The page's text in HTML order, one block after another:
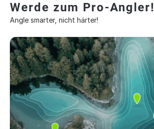
Werde zum Pro-Angler!
Angle smarter, nicht härter!